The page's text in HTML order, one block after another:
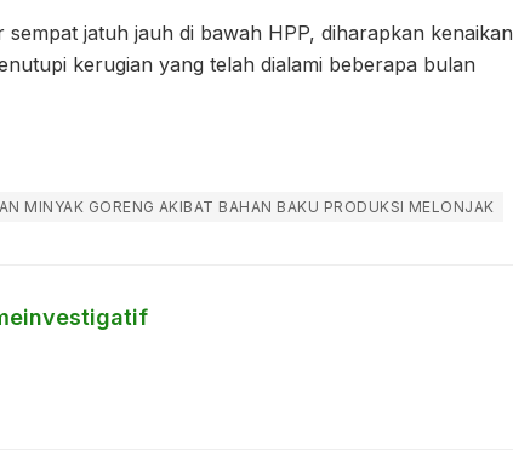
jatuh jauh di bawah HPP, diharapkan kenaikan
kerugian yang telah dialami beberapa bulan
MINYAK GORENG AKIBAT BAHAN BAKU PRODUKSI MELONJAK